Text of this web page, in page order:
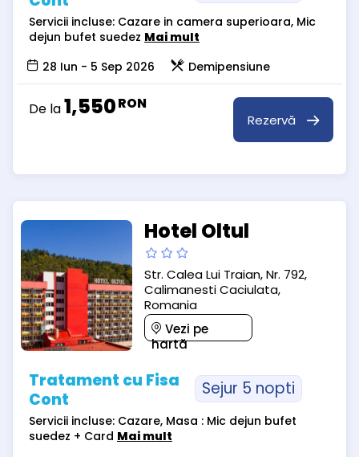
Servicii incluse: Cazare in camera superioara, Mic
dejun bufet suedez Mai mult
28 Iun - 5 Sep 2026
Demipensiune
De la1,550RON
Rezervă
Hotel Oltul
Str. Calea Lui Traian, Nr. 792,
Calimanesti Caciulata,
Romania
Vezi pe
hartă
Tratament cu Fisa
Cont
Sejur 5 nopti
Servicii incluse: Cazare, Masa : Mic dejun bufet
suedez + Card Mai mult